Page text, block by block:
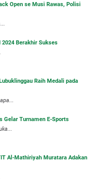
Open se Musi Rawas, Polisi
2024 Berakhir Sukses
Raih Medali pada
Gelar Turnamen E-Sports
Al-Mathiriyah Muratara Adakan